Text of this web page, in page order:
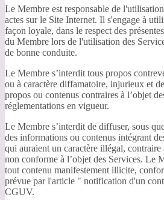
Le Membre est responsable de
actes sur le Site Internet. Il s'engage à
façon loyale, dans le respect des
du Membre lors de l'utilisation des
de bonne conduite.
Le Membre s’interdit tous propos
ou à caractère diffamatoire, injurieux et
propos ou contenus contraires à l’objet
réglementations en vigueur.
Le Membre s’interdit de diffuser, sous
des informations ou contenus intégrant
qui auraient un caractère illégal,
non conforme à l’objet des Services. Le
tout contenu manifestement illicite,
prévue par l'article " notification d'un
CGUV.